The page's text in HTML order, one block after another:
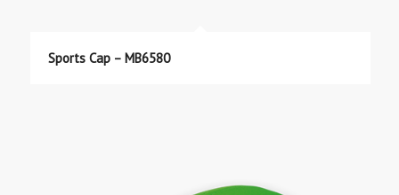
Sports Cap – MB6580